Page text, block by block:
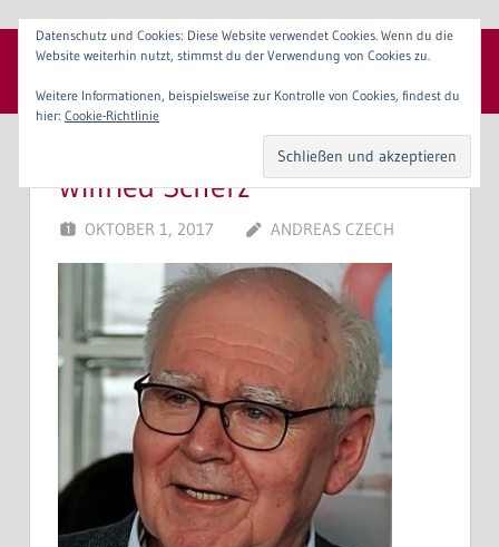
Zum
Inhalt
SpVgg 1904 Erlangen e. V. Menü
Wilfried Scherz
OKTOBER 1, 2017 ANDREAS CZECH
Datenschutz und Cookies: Diese Website verwendet Cookies. Wenn du die
Website weiterhin nutzt, stimmst du der Verwendung von Cookies zu.
Weitere Informationen, beispielsweise zur Kontrolle von Cookies, findest du
hier: Cookie-Richtlinie